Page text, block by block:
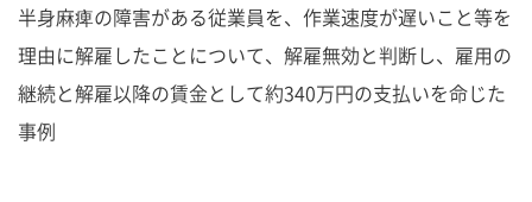
半身麻痺の障害がある従業員を、作業速度が遅いこと等を
理由に解雇したことについて、解雇無効と判断し、雇用の
継続と解雇以降の賃金として約340万円の支払いを命じた
事例